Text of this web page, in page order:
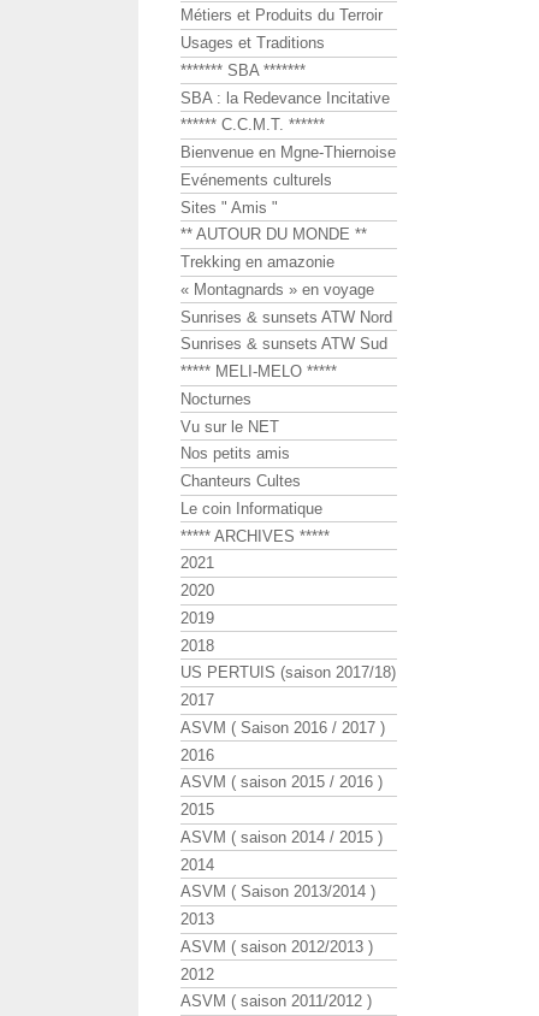
Métiers et Produits du Terroir
Usages et Traditions
******* SBA *******
SBA : la Redevance Incitative
****** C.C.M.T. ******
Bienvenue en Mgne-Thiernoise
Evénements culturels
Sites " Amis "
** AUTOUR DU MONDE **
Trekking en amazonie
« Montagnards » en voyage
Sunrises & sunsets ATW Nord
Sunrises & sunsets ATW Sud
***** MELI-MELO *****
Nocturnes
Vu sur le NET
Nos petits amis
Chanteurs Cultes
Le coin Informatique
***** ARCHIVES *****
2021
2020
2019
2018
US PERTUIS (saison 2017/18)
2017
ASVM ( Saison 2016 / 2017 )
2016
ASVM ( saison 2015 / 2016 )
2015
ASVM ( saison 2014 / 2015 )
2014
ASVM ( Saison 2013/2014 )
2013
ASVM ( saison 2012/2013 )
2012
ASVM ( saison 2011/2012 )